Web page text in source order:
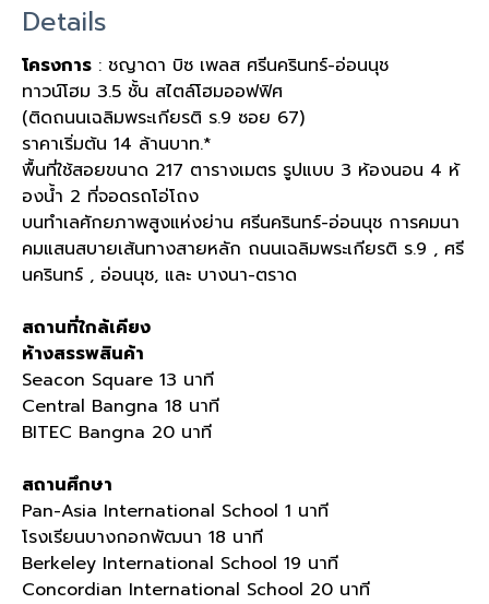
Details
โครงการ : ชญาดา บิซ เพลส ศรีนครินทร์-อ่อนนุช
ทาวน์โฮม 3.5 ชั้น สไตล์โฮมออฟฟิศ
(ติดถนนเฉลิมพระเกียรติ ร.9 ซอย 67)
ราคาเริ่มต้น 14 ล้านบาท.*
พื้นที่ใช้สอยขนาด 217 ตารางเมตร รูปแบบ 3 ห้องนอน 4 ห้
องน้ำ 2 ที่จอดรถโอ่โถง
บนทำเลศักยภาพสูงแห่งย่าน ศรีนครินทร์-อ่อนนุช การคมนา
คมแสนสบายเส้นทางสายหลัก ถนนเฉลิมพระเกียรติ ร.9 , ศรี
นครินทร์ , อ่อนนุช, และ บางนา-ตราด
สถานที่ใกล้เคียง
ห้างสรรพสินค้า
Seacon Square 13 นาที
Central Bangna 18 นาที
BITEC Bangna 20 นาที
สถานศึกษา
Pan-Asia International School 1 นาที
โรงเรียนบางกอกพัฒนา 18 นาที
Berkeley International School 19 นาที
Concordian International School 20 นาที